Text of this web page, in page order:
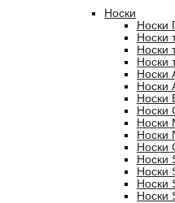
Носки
Носки
Носки
Носки
Носки
Носки
Носки
Носки
Носки
Носки
Носки
Носки
Носки
Носки
Носки